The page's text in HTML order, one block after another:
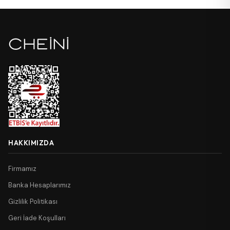
HAKKIMIZDA
Firmamız
Banka Hesaplarımız
Gizlilik Politikası
Geri İade Koşulları